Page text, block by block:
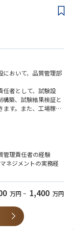
Operations, and other
to support growth init
analysis and effecti
across the busine
and capital exp
to support invest
and Balance Sheet p
should be approv
Manager on selecte
finance projects.
financial modeling a
impactful manage
tools is preferred.
financial insights in
skills.
across depart
information.
environment.
capability.
において、品質管理部
任者として、試験設
築、試験結果検証と
ます。また、工場稼働
内試験、製品試験、
の責任を担っていた
管理責任者の経験
ネジメントの実務経
データインテグリティ
ンダー、コンサルタン
験
ルマネジメント経験
がら解決に導く能力
万円 ~ 1,400 万円